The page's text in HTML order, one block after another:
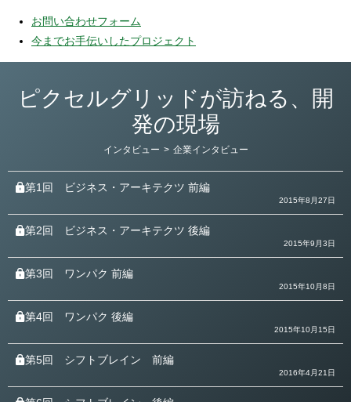
お問い合わせフォーム
今までお手伝いしたプロジェクト
ピクセルグリッドが訪ねる、開
発の現場
カ
ゴ
ー
インタビュー > 企業インタビュー
第1回 ビジネス・アーキテクツ 前編
2015年8月27日
第2回 ビジネス・アーキテクツ 後編
2015年9月3日
第3回 ワンパク 前編
2015年10月8日
第4回 ワンパク 後編
2015年10月15日
第5回 シフトブレイン 前編
2016年4月21日